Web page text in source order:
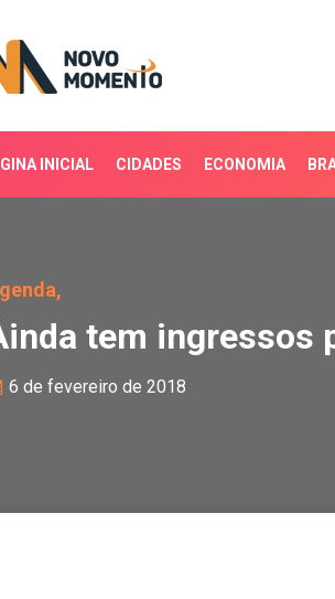
INICIAL CIDADES ECONOMIA
tem ingressos
6 de fevereiro de 2018